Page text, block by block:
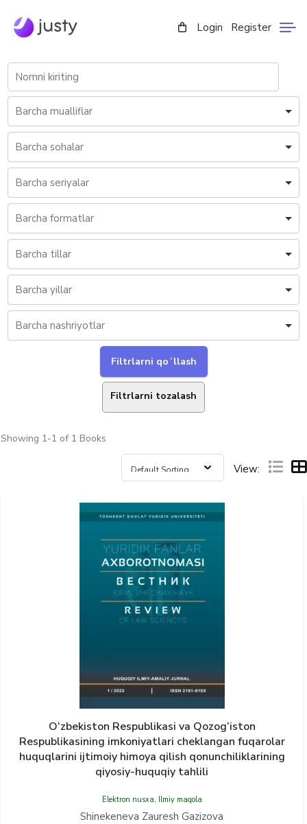
Login Register
Filtrlarni tozalash
Showing 1-1 of 1 Books
View:
O‘zbekiston Respublikasi va Qozog‘iston
Respublikasining imkoniyatlari cheklangan fuqarolar
huquqlarini ijtimoiy himoya qilish qonunchiliklarining
qiyosiy-huquqiy tahlili
Elektron nusxa, Ilmiy maqola
Shinekeneva Zauresh Gazizova